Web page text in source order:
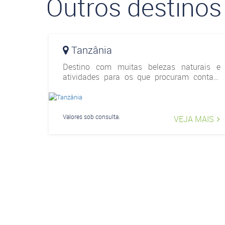
Outros destinos
Tanzânia
Destino com muitas belezas naturais e
atividades para os que procuram contato
de safáris, existem passeios culturais, as
Valores sob consulta. VEJA MAIS